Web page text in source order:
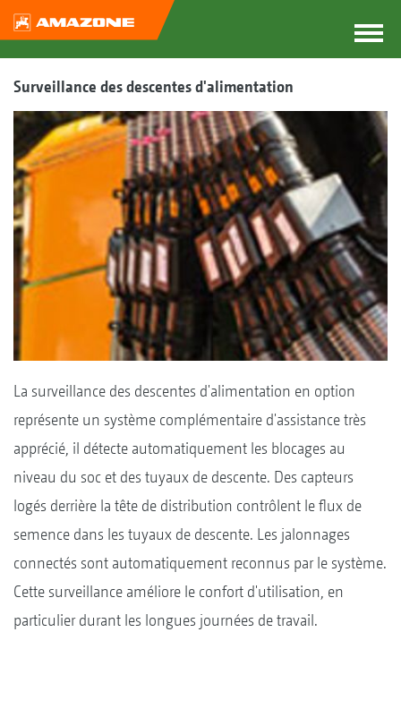
Surveillance des descentes d'alimentation
La surveillance des descentes d'alimentation en option
représente un système complémentaire d'assistance très
apprécié, il détecte automatiquement les blocages au
niveau du soc et des tuyaux de descente. Des capteurs
logés derrière la tête de distribution contrôlent le flux de
semence dans les tuyaux de descente. Les jalonnages
connectés sont automatiquement reconnus par le système.
Cette surveillance améliore le confort d'utilisation, en
particulier durant les longues journées de travail.